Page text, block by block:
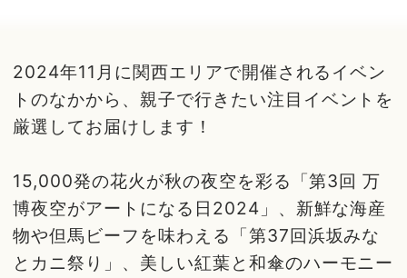
2024年11月に関西エリアで開催されるイベン
トのなかから、親子で行きたい注目イベントを
厳選してお届けします！
15,000発の花火が秋の夜空を彩る「第3回 万
博夜空がアートになる日2024」、新鮮な海産
物や但馬ビーフを味わえる「第37回浜坂みな
とカニ祭り」、美しい紅葉と和傘のハーモニー